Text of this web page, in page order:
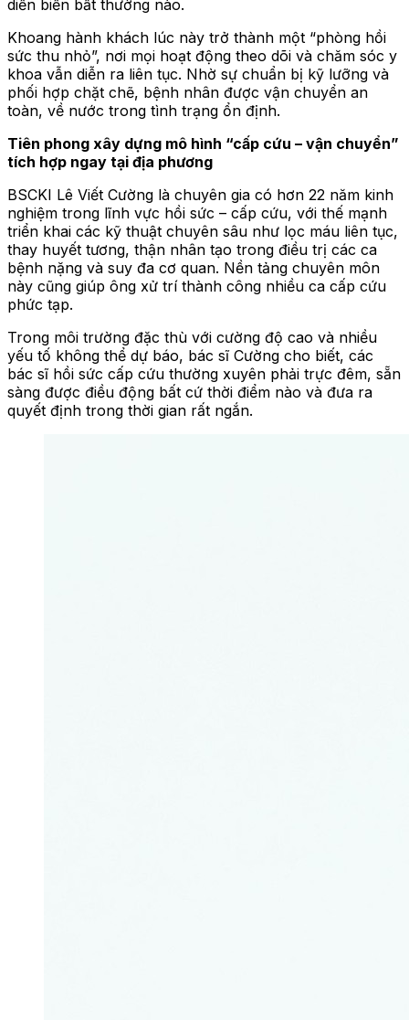
diễn biến bất thường nào.
Khoang hành khách lúc này trở thành một “phòng hồi
sức thu nhỏ”, nơi mọi hoạt động theo dõi và chăm sóc y
khoa vẫn diễn ra liên tục. Nhờ sự chuẩn bị kỹ lưỡng và
phối hợp chặt chẽ, bệnh nhân được vận chuyển an
toàn, về nước trong tình trạng ổn định.
Tiên phong xây dựng mô hình “cấp cứu – vận chuyển”
tích hợp ngay tại địa phương
BSCKI Lê Viết Cường là chuyên gia có hơn 22 năm kinh
nghiệm trong lĩnh vực hồi sức – cấp cứu, với thế mạnh
triển khai các kỹ thuật chuyên sâu như lọc máu liên tục,
thay huyết tương, thận nhân tạo trong điều trị các ca
bệnh nặng và suy đa cơ quan. Nền tảng chuyên môn
này cũng giúp ông xử trí thành công nhiều ca cấp cứu
phức tạp.
Trong môi trường đặc thù với cường độ cao và nhiều
yếu tố không thể dự báo, bác sĩ Cường cho biết, các
bác sĩ hồi sức cấp cứu thường xuyên phải trực đêm, sẵn
sàng được điều động bất cứ thời điểm nào và đưa ra
quyết định trong thời gian rất ngắn.